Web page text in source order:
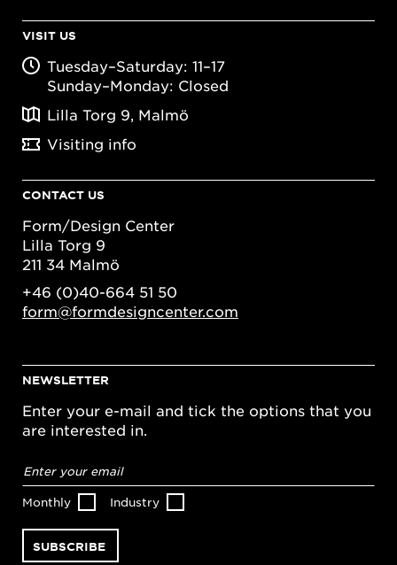
VISIT US
Tuesday–Saturday: 11–17
Sunday–Monday: Closed
Lilla Torg 9, Malmö
Visiting info
CONTACT US
Form/Design Center
Lilla Torg 9
211 34 Malmö
+46 (0)40-664 51 50
form@formdesigncenter.com
NEWSLETTER
Enter your e-mail and tick the options that you
are interested in.
address*
Monthly Industry